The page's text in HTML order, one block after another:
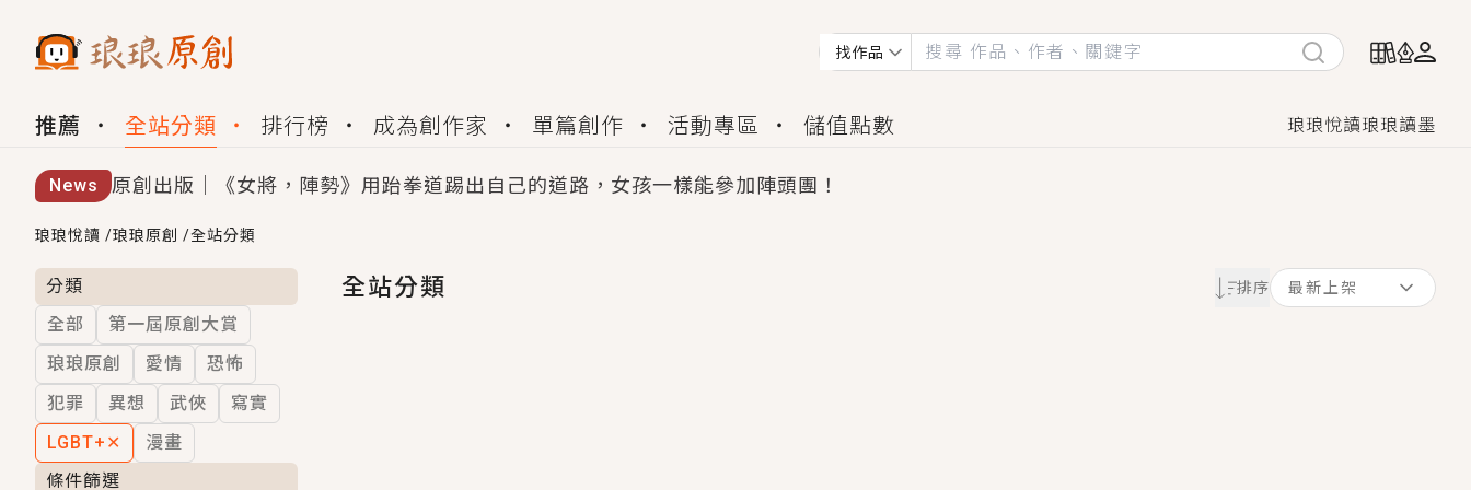
找作品
推薦 全站分類 排行榜 成為創作家 單篇創作 活動專區 儲值點數 琅琅悅讀琅琅讀墨
News 原創出版｜《女將，陣勢》用跆拳道踢出自己的道路，女孩一樣能參加陣頭團！
創,作家招募｜華文小說創作首選！有機會獲得豐富廣宣資源、專屬服務與獨享福利！
小編心動書單｜《離婚你提的，二婚嫁大佬，你哭什麼？》追妻火葬場！前夫失憶移情別戀，她頭也不回找新歡，他居然還後悔了？
GL｜《夏日與檸檬與重疊世界》炎熱的夏日、檸檬的香氣、互相愛慕的兩位少女，今夏最推純愛GL漫畫！
BL｜《費洛蒙中毒》救命！特殊費洛蒙體質世界觀，無法抗拒的吸引力，已中毒Σ>―(〃°ω°〃)♡→
OMG你嚇到我了｜《陰陽鬼店》上班族買了房子模型，但現實中買下的竟是屬於他的停屍櫃？！
言情｜《國語推行員》每個人心中都有一個連自己也無法改變的永恆， 他的一生將不由自主追逐著她……
琅琅悅讀 /琅琅原創 /全站分類
分類
全部
第一屆原創大賞
琅琅原創
愛情
恐怖
犯罪
異想 武俠
寫實
LGBT+ ✕
漫畫
條件篩選
全站分類 排序 最新上架